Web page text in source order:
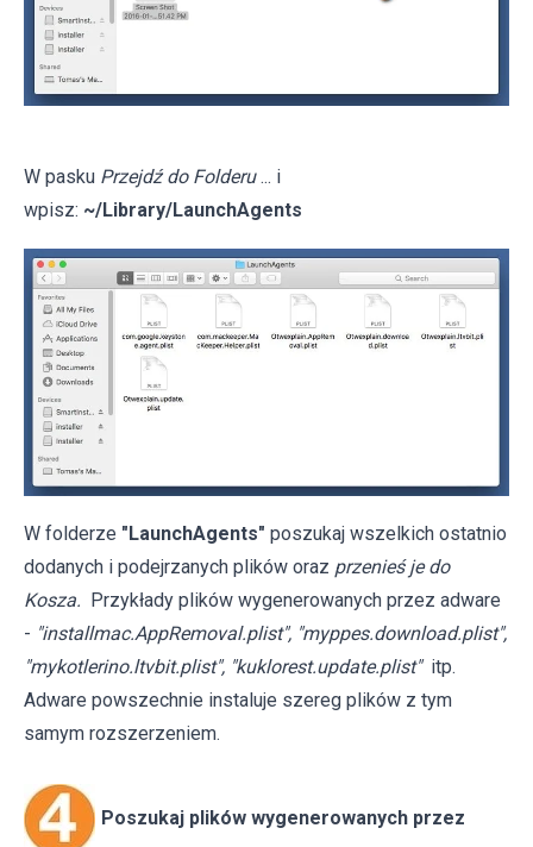
W pasku Przejdź do Folderu ... i
wpisz: ~/Library/LaunchAgents
W folderze "LaunchAgents" poszukaj wszelkich ostatnio
dodanych i podejrzanych plików oraz przenieś je do
Kosza.
Przykłady plików wygenerowanych przez adware
- "installmac.AppRemoval.plist", "myppes.download.plist",
"mykotlerino.ltvbit.plist", "kuklorest.update.plist" itp.
Adware powszechnie instaluje szereg plików z tym
samym rozszerzeniem.
Poszukaj plików wygenerowanych przez